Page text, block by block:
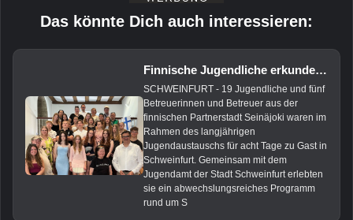
Das könnte Dich auch interessieren:
Finnische Jugendliche erkunden Schweinfurt beim Städtepartnerschafts-Austausch
SCHWEINFURT - 19 Jugendliche und fünf
Betreuerinnen und Betreuer aus der
finnischen Partnerstadt Seinäjoki waren im
Rahmen des langjährigen
Jugendaustauschs für acht Tage zu Gast in
Schweinfurt. Gemeinsam mit dem
Jugendamt der Stadt Schweinfurt erlebten
sie ein abwechslungsreiches Programm
rund um S